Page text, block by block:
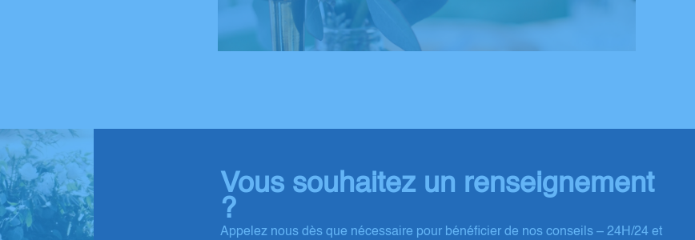
Vous souhaitez un renseignement
?
Appelez nous dès que nécessaire pour bénéficier de nos conseils – 24H/24 et